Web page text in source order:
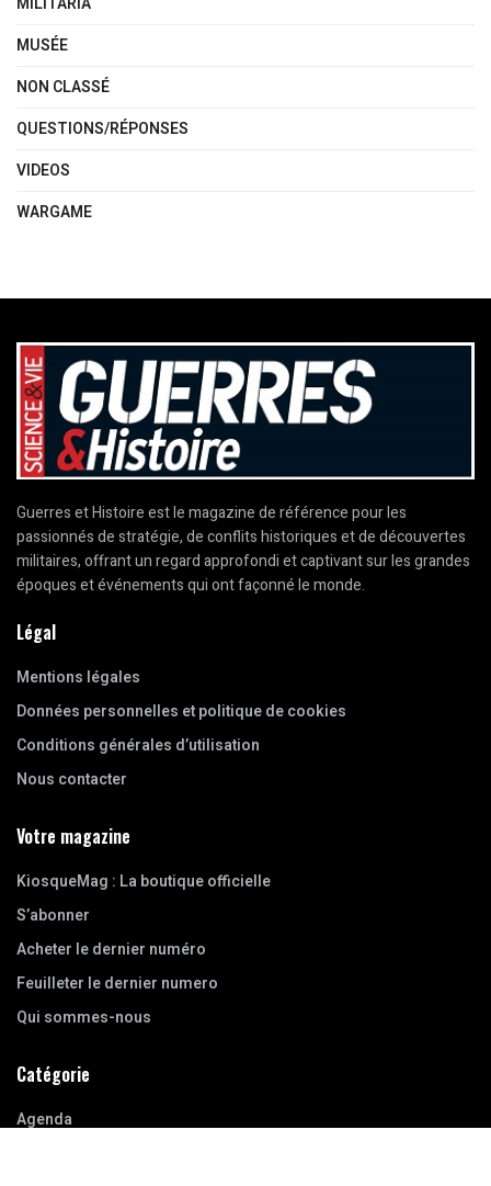
MUSÉE
NON CLASSÉ
QUESTIONS/RÉPONSES
VIDEOS
WARGAME
Guerres et Histoire est le magazine de référence pour les
passionnés de stratégie, de conflits historiques et de découvertes
militaires, offrant un regard approfondi et captivant sur les grandes
époques et événements qui ont façonné le monde.
Légal
Mentions légales
Données personnelles et politique de cookies
Conditions générales d’utilisation
Nous contacter
Votre magazine
KiosqueMag : La boutique officielle
S’abonner
Acheter le dernier numéro
Feuilleter le dernier numero
Qui sommes-nous
Catégorie
Agenda